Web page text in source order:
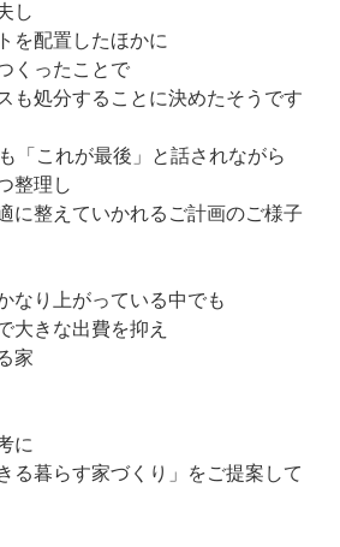
し
を配置したほかに
くったことで
も処分することに決めたそうです
「これが最後」と話されながら
整理し
に整えていかれるご計画のご様子
なり上がっている中でも
大きな出費を抑え
家
に
る暮らす家づくり」をご提案して